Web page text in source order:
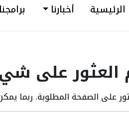
الرئيسية أخبارنا برامجنا
العثور على
على الصفحة المطلوبة. ربما